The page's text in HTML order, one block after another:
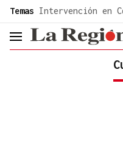
common.go-to-content
Temas Intervención en
header.menu.open